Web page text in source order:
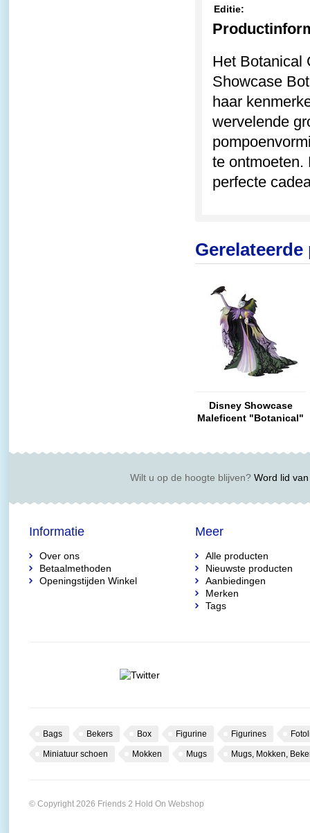
Editie:
Het Botanical
Showcase
haar
wervelende
te ontmoeten.
perfecte
Disney Showcase
Maleficent "Botanical"
Wilt u op de hoogte blijven?Word lid van
Informatie
Over ons
Betaalmethoden
Openingstijden Winkel
Meer
Alle producten
Nieuwste producten
Aanbiedingen
Merken
Tags
Bags Bekers Box Figurine Figurines
Miniatuur schoen Mokken Mugs Mugs, Mokken,
© Copyright 2026 Friends 2 Hold On Webshop